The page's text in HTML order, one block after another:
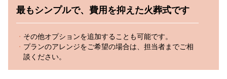
最もシンプルで、費用を抑えた火葬式です
その他オプションを追加することも可能です。
プランのアレンジをご希望の場合は、担当者までご相
談ください。